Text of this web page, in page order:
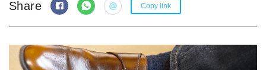
INSPIRING COMMUNITIES
TRENDING
EVENTS
Share Copy link